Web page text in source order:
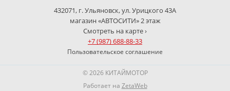
432071, г. Ульяновск, ул. Урицкого 43А
магазин «АВТОСИТИ» 2 этаж
Смотреть на карте ›
+7 (987) 688-88-33
Пользовательское соглашение
© 2026 КИТАЙМОТОР
Работает на ZetaWeb